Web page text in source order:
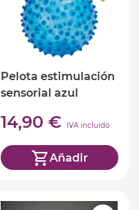
Pelota estimulación
sensorial azul
14,90 € IVA incluido
Añadir